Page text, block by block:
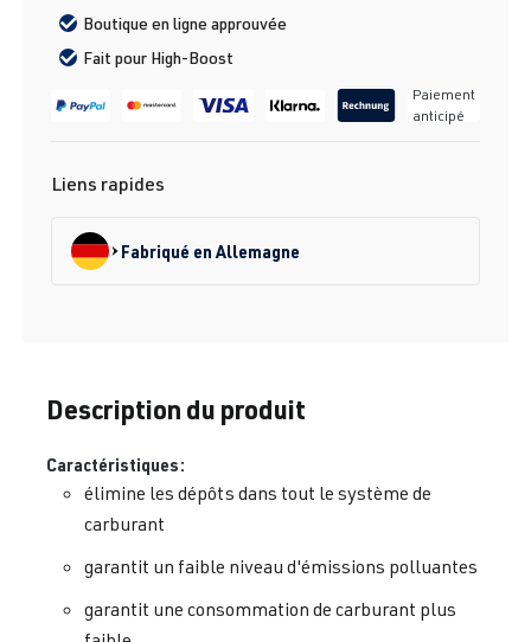
Boutique en ligne approuvée
Fait pour High-Boost
Paiement
anticipé
Liens rapides
Fabriqué en Allemagne
Description du produit
Caractéristiques:
élimine les dépôts dans tout le système de
carburant
garantit un faible niveau d'émissions polluantes
garantit une consommation de carburant plus